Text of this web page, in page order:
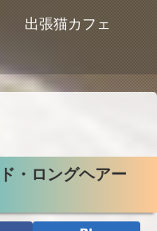
出張猫カフェ
・ロングヘアー